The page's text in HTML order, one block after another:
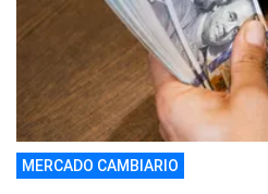
MERCADO CAMBIARIO